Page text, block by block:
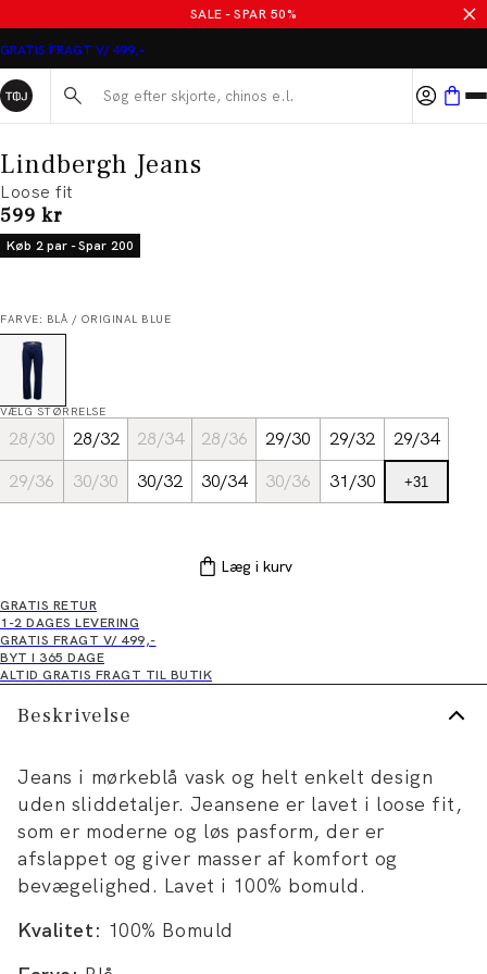
SALE - SPAR 50%
GRATIS FRAGT V/ 499,-
Søg her...
Lindbergh Jeans
Loose fit
I alt (inkl. rabat)
599 kr
Køb 2 par - Spar 200
FARVE: BLÅ / ORIGINAL BLUE
VÆLG STØRRELSE
28/30 28/32 28/34 28/36 29/30 29/32
29/34
29/36
30/30 30/32 30/34 30/36 31/30 +31
Læg i kurv
GRATIS RETUR
1-2 DAGES LEVERING
GRATIS FRAGT V/ 499,-
BYT I 365 DAGE
ALTID GRATIS FRAGT TIL BUTIK
Beskrivelse
Jeans i mørkeblå vask og helt enkelt design
uden sliddetaljer. Jeansene er lavet i loose fit,
som er moderne og løs pasform, der er
afslappet og giver masser af komfort og
bevægelighed. Lavet i 100% bomuld.
Kvalitet: 100% Bomuld